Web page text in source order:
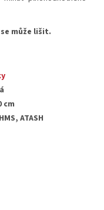
může lišit.
cm
ATASH